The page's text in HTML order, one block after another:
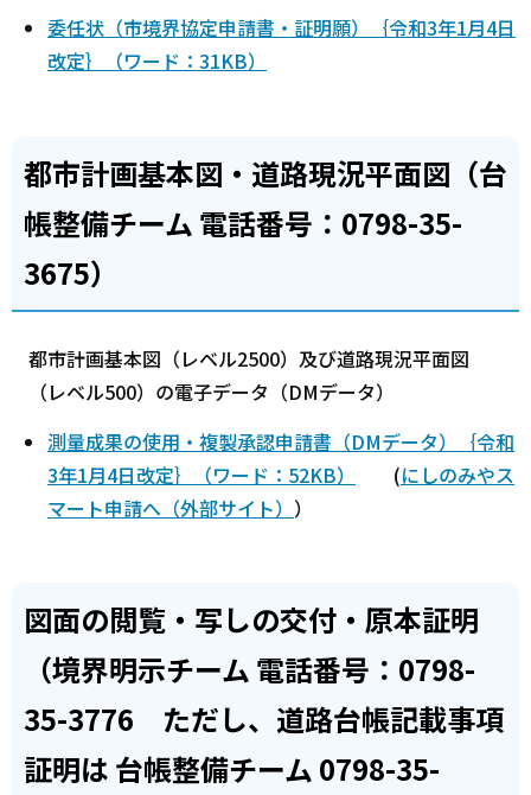
委任状（市境界協定申請書・証明願）｛令和3年1月4日
改定｝（ワード：31KB）
都市計画基本図・道路現況平面図（台
帳整備チーム 電話番号：0798-35-
3675）
都市計画基本図（レベル2500）及び道路現況平面図
（レベル500）の電子データ（DMデータ）
測量成果の使用・複製承認申請書（DMデータ）｛令和
3年1月4日改定｝（ワード：52KB）
(にしのみやス
マート申請へ（外部サイト） ）
図面の閲覧・写しの交付・原本証明
（境界明示チーム 電話番号：0798-
35-3776 ただし、道路台帳記載事項
証明は 台帳整備チーム 0798-35-